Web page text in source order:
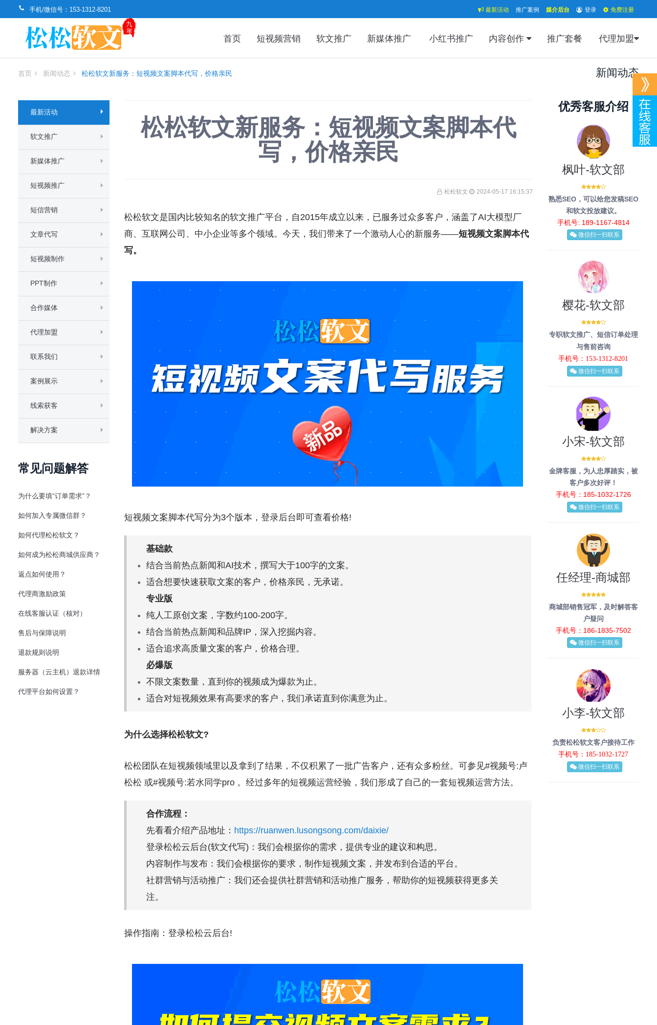
手机/微信号： 153-1312-8201 最新活动 推广案例 媒介后台 登录 免费注册
首页 短视频营销 软文推广 新媒体推广 小红书推广 内容创作 推广套餐 代理加盟
首页 新闻动态 松松软文新服务：短视频文案脚本代写，价格亲民 新闻动态
最新活动
软文推广
新媒体推广
短视频推广
短信营销
文章代写
短视频制作
PPT制作
合作媒体
代理加盟
联系我们
案例展示
线索获客
解决方案
常见问题解答
为什么要填“订单需求”？
如何加入专属微信群？
如何代理松松软文？
如何成为松松商城供应商？
返点如何使用？
代理商激励政策
在线客服认证（核对）
售后与保障说明
退款规则说明
服务器（云主机）退款详情
代理平台如何设置？
松松软文新服务：短视频文案脚本代
写，价格亲民
松松软文 2024-05-17 16:15:37
松松软文是国内比较知名的软文推广平台，自2015年成立以来，已服务过众多客户，涵盖了AI大模型厂
商、互联网公司、中小企业等多个领域。今天，我们带来了一个激动人心的新服务——短视频文案脚本代
写。
短视频文案脚本代写分为3个版本，登录后台即可查看价格!
基础款
结合当前热点新闻和AI技术，撰写大于100字的文案。
适合想要快速获取文案的客户，价格亲民，无承诺。
专业版
纯人工原创文案，字数约100-200字。
结合当前热点新闻和品牌IP，深入挖掘内容。
适合追求高质量文案的客户，价格合理。
必爆版
不限文案数量，直到你的视频成为爆款为止。
适合对短视频效果有高要求的客户，我们承诺直到你满意为止。
为什么选择松松软文?
松松团队在短视频领域里以及拿到了结果，不仅积累了一批广告客户，还有众多粉丝。可参见#视频号:卢
松松 或#视频号:若水同学pro 。经过多年的短视频运营经验，我们形成了自己的一套短视频运营方法。
合作流程：
先看看介绍产品地址： https://ruanwen.lusongsong.com/daixie/
登录松松云后台(软文代写)：我们会根据你的需求，提供专业的建议和构思。
内容制作与发布：我们会根据你的要求，制作短视频文案，并发布到合适的平台。
社群营销与活动推广：我们还会提供社群营销和活动推广服务，帮助你的短视频获得更多关
注。
操作指南：登录松松云后台!
优秀客服介绍
枫叶-软文部
熟悉SEO，可以给您发稿SEO
和软文投放建议。
手机号: 189-1167-4814
微信扫一扫联系
樱花-软文部
专职软文推广、短信订单处理
与售前咨询
手机号：153-1312-8201
微信扫一扫联系
小宋-软文部
金牌客服，为人忠厚踏实，被
客户多次好评！
手机号：185-1032-1726
微信扫一扫联系
任经理-商城部
商城部销售冠军，及时解答客
户疑问
手机号：186-1835-7502
微信扫一扫联系
小李-软文部
负责松松软文客户接待工作
手机号：185-1032-1727
微信扫一扫联系